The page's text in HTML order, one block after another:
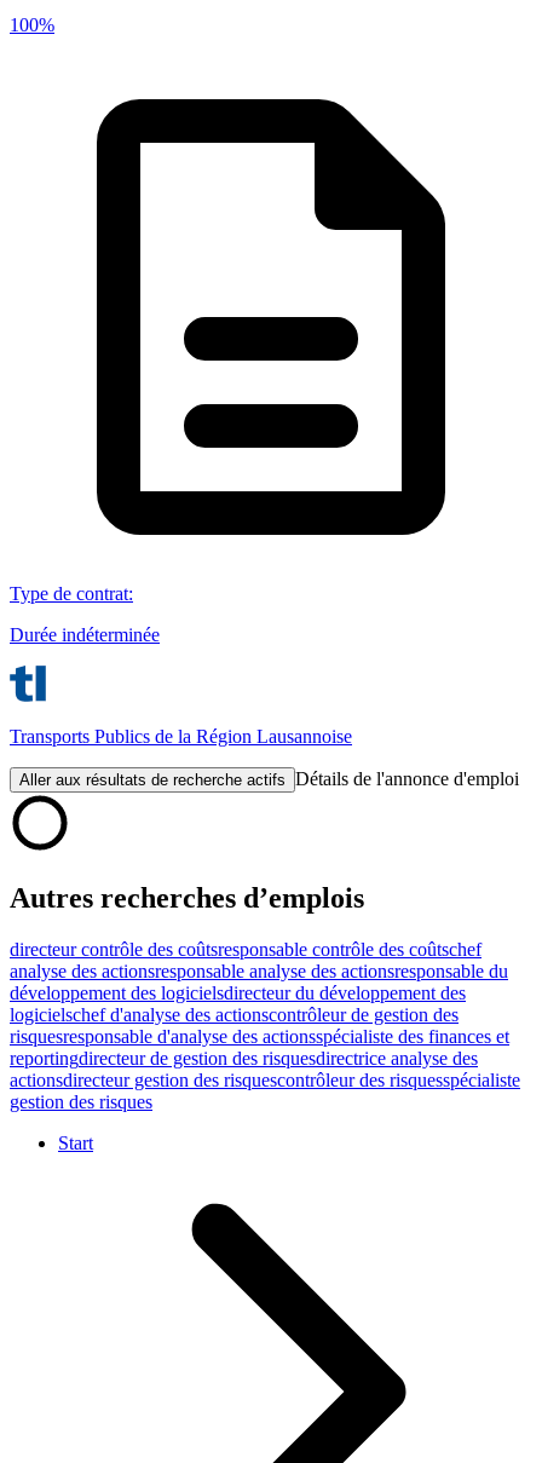
100%
Type de contrat:
Durée indéterminée
Transports Publics de la Région Lausannoise
Aller aux résultats de recherche actifs Détails de l'annonce d'emploi
Autres recherches d’emplois
directeur contrôle des coûtsresponsable contrôle des coûtschef
analyse des actionsresponsable analyse des actionsresponsable du
développement des logicielsdirecteur du développement des
logicielschef d'analyse des actionscontrôleur de gestion des
risquesresponsable d'analyse des actionsspécialiste des finances et
reportingdirecteur de gestion des risquesdirectrice analyse des
actionsdirecteur gestion des risquescontrôleur des risquesspécialiste
gestion des risques
Start